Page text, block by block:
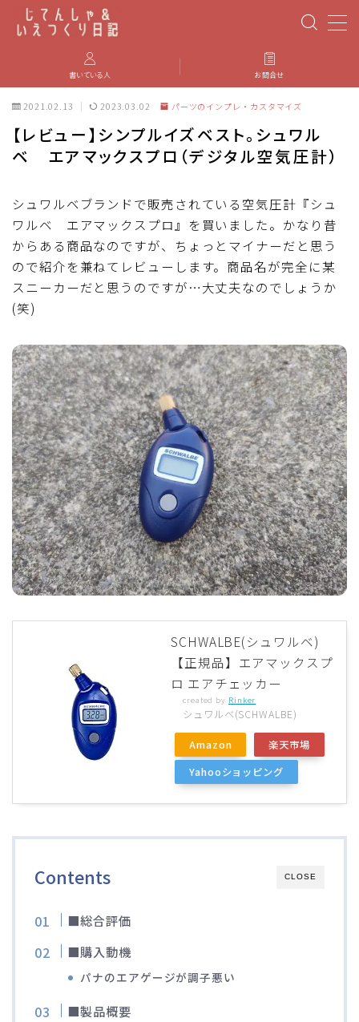
PBP(Paris-Brest-Paris)
エベレスティング
パーツのインプレ・カスタマイズ
iGPSPORT
カステリ
ディスクブレーキ
Di2関連
ブルべレポート2025
ブルべレポート2024
ブルべレポート2023
ブルベレポート2020
ブルベレポート2019
ブルベレポート2016
ブルべレポート2015
ブルべレポート2013
書いている人 お問合せ
2021.02.13 2023.03.02 パーツのインプレ・カスタマイズ
【レビュー】シンプルイズベスト。シュワル
ベ エアマックスプロ（デジタル空気圧計）
シュワルベブランドで販売されている空気圧計『シュ
ワルベ エアマックスプロ』を買いました。かなり昔
からある商品なのですが、ちょっとマイナーだと思う
ので紹介を兼ねてレビューします。商品名が完全に某
スニーカーだと思うのですが…大丈夫なのでしょうか
(笑)
SCHWALBE(シュワルベ)
【正規品】エアマックスプ
ロ エアチェッカー
created by Rinker
シュワルベ(SCHWALBE)
Amazon
楽天市場
Yahooショッピング
CLOSE
Contents
■総合評価
■購入動機
パナのエアゲージが調子悪い
■製品概要